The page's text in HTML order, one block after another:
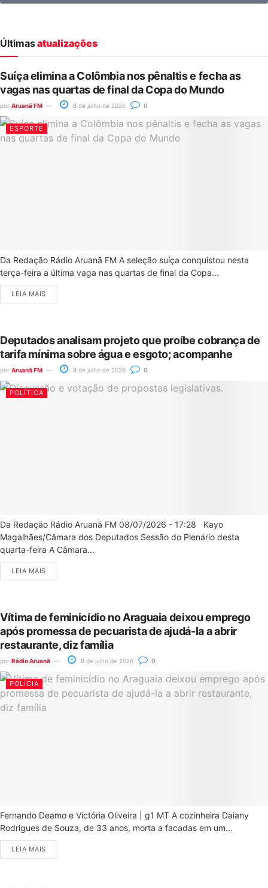
Últimasatualizações
Suíça elimina a Colômbia nos pênaltis e fecha as
vagas nas quartas de final da Copa do Mundo
por Aruanã FM 8 de julho de 2026 0
ESPORTE
Da Redação Rádio Aruanã FM A seleção suíça conquistou nesta
terça-feira a última vaga nas quartas de final da Copa...
LEIA MAIS
Deputados analisam projeto que proíbe cobrança de
tarifa mínima sobre água e esgoto; acompanhe
por Aruanã FM 8 de julho de 2026 0
POLÍTICA
Da Redação Rádio Aruanã FM 08/07/2026 - 17:28 Kayo
Magalhães/Câmara dos Deputados Sessão do Plenário desta
quarta-feira A Câmara...
LEIA MAIS
Vítima de feminicídio no Araguaia deixou emprego
após promessa de pecuarista de ajudá-la a abrir
restaurante, diz família
por Rádio Aruanã 8 de julho de 2026 0
POLÍCIA
Fernando Deamo e Victória Oliveira | g1 MT A cozinheira Daiany
Rodrigues de Souza, de 33 anos, morta a facadas em um...
LEIA MAIS